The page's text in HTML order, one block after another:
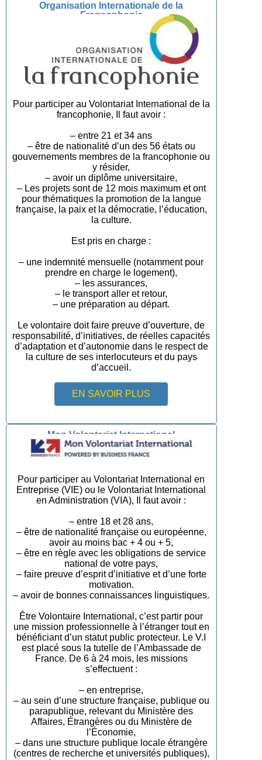
Organisation Internationale de la
Francophonie
Pour participer au Volontariat International de la
francophonie, Il faut avoir :
– entre 21 et 34 ans
– être de nationalité d’un des 56 états ou
gouvernements membres de la francophonie ou
y résider,
– avoir un diplôme universitaire,
– Les projets sont de 12 mois maximum et ont
pour thématiques la promotion de la langue
française, la paix et la démocratie, l’éducation,
la culture.
Est pris en charge :
– une indemnité mensuelle (notamment pour
prendre en charge le logement),
– les assurances,
– le transport aller et retour,
– une préparation au départ.
Le volontaire doit faire preuve d’ouverture, de
responsabilité, d’initiatives, de réelles capacités
d’adaptation et d’autonomie dans le respect de
la culture de ses interlocuteurs et du pays
d’accueil.
EN SAVOIR PLUS
Mon Volontariat International
Pour participer au Volontariat International en
Entreprise (VIE) ou le Volontariat International
en Administration (VIA), Il faut avoir :
– entre 18 et 28 ans,
– être de nationalité française ou européenne,
avoir au moins bac + 4 ou + 5,
– être en règle avec les obligations de service
national de votre pays,
– faire preuve d’esprit d’initiative et d’une forte
motivation.
– avoir de bonnes connaissances linguistiques.
Être Volontaire International, c’est partir pour
une mission professionnelle à l’étranger tout en
bénéficiant d’un statut public protecteur. Le V.I
est placé sous la tutelle de l’Ambassade de
France. De 6 à 24 mois, les missions
s’effectuent :
– en entreprise,
– au sein d’une structure française, publique ou
parapublique, relevant du Ministère des
Affaires, Étrangères ou du Ministère de
l’Économie,
– dans une structure publique locale étrangère
(centres de recherche et universités publiques),